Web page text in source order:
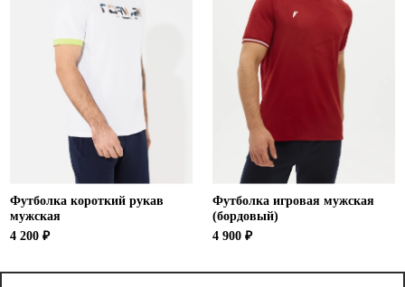
Футболка короткий рукав
мужская
4 200 ₽
Футболка игровая мужская
(бордовый)
4 900 ₽